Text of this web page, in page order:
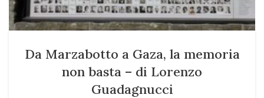
Da Marzabotto a Gaza, la memoria
non basta – di Lorenzo
Guadagnucci